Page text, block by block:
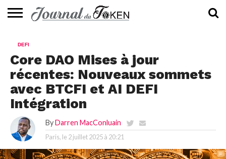
📰
EVALUATION
GUIDE
TENDANCES
À
CONTACTEZ-
DEFI
Core DAO Mises à jour
récentes: Nouveaux sommets
avec BTCFI et AI DEFI
Intégration
By Darren MacConluain
Paris, le 2 juillet 2025 à 20:21